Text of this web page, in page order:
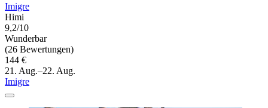
Imigre
Himi
9,2/10
Wunderbar
(26 Bewertungen)
144 €
21. Aug.–22. Aug.
Imigre